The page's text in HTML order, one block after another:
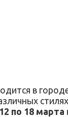
в
стилях
по 18 марта